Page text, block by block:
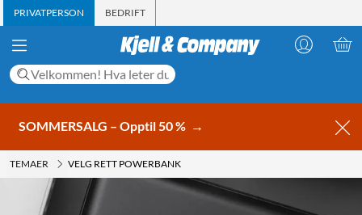
PRIVATPERSON BEDRIFT
SOMMERSALG – Opptil 50 % →
TEMAER VELG RETT POWERBANK